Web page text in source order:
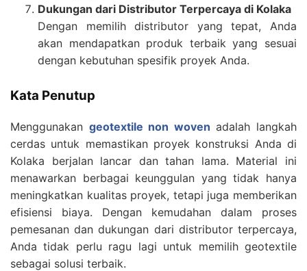
Dukungan dari Distributor Terpercaya di Kolaka
Dengan memilih distributor yang tepat, Anda
akan mendapatkan produk terbaik yang sesuai
dengan kebutuhan spesifik proyek Anda.
Kata Penutup
Menggunakan geotextile non woven adalah langkah
cerdas untuk memastikan proyek konstruksi Anda di
Kolaka berjalan lancar dan tahan lama. Material ini
menawarkan berbagai keunggulan yang tidak hanya
meningkatkan kualitas proyek, tetapi juga memberikan
efisiensi biaya. Dengan kemudahan dalam proses
pemesanan dan dukungan dari distributor terpercaya,
Anda tidak perlu ragu lagi untuk memilih geotextile
sebagai solusi terbaik.